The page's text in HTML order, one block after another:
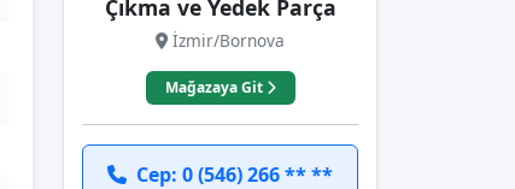
Çıkma ve Yedek Parça
İzmir/Bornova
Mağazaya Git
Cep: 0 (546) 266 ** **